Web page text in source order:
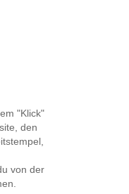
"Klick"
den
von der